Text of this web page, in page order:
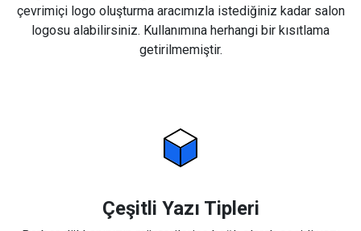
çevrimiçi logo oluşturma aracımızla istediğiniz kadar salon
logosu alabilirsiniz. Kullanımına herhangi bir kısıtlama
getirilmemiştir.
Çeşitli Yazı Tipleri